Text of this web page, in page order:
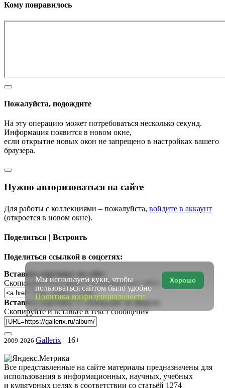
Кому понравилось
Пожалуйста, подождите
На эту операцию может потребоваться несколько секунд.
Информация появится в новом окне,
если открытие новых окон не запрещено в настройках вашего
браузера.
Нужно авторизоваться на сайте
Для работы с коллекциями – пожалуйста, войдите в аккаунт
(откроется в новом окне).
Поделиться | Встроить
Поделиться ссылкой в соцсетях:
Вставить картинку на сайт:
Скопируйте и вставьте в исходный код сайта
Вставить картинку в сообщение на форум:
Скопируйте и вставьте в текст сообщения
2009-2026 Gallerix 16+
Все представленные на сайте материалы предназначены для
использования в информационных, научных, учебных
и культурных целях в соответствии со статьёй 1274
Хорошо
Мы используем куки, чтобы
пользоваться сайтом было удобно
Политика конфиденциальности